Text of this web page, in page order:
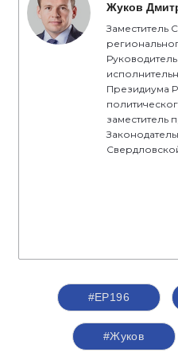
Жуков
Заместитель
Президиума
заместитель
#ЕР196
#Жуков